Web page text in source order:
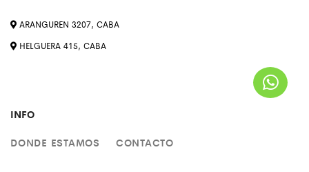
ARANGUREN 3207, CABA
HELGUERA 415, CABA
INFO
DONDE ESTAMOS CONTACTO